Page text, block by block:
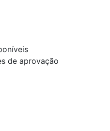
de aprovação